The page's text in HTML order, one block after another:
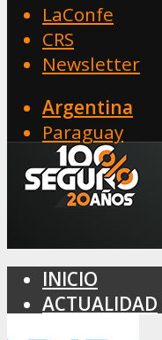
LaConfe
CRS
Newsletter
Argentina
Paraguay
INICIO
ACTUALIDAD